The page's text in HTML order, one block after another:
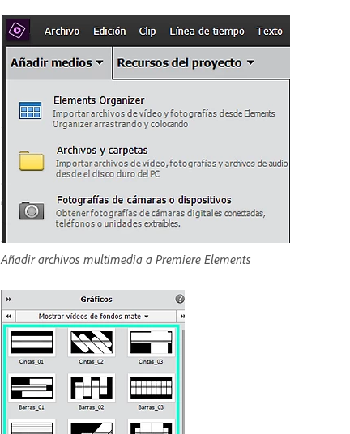
Añadir archivos multimedia a Premiere Elements